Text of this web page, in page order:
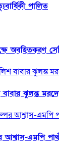
পালিত
অবহিতকরণ
ঝুলন্ত
এমপি পার্থ